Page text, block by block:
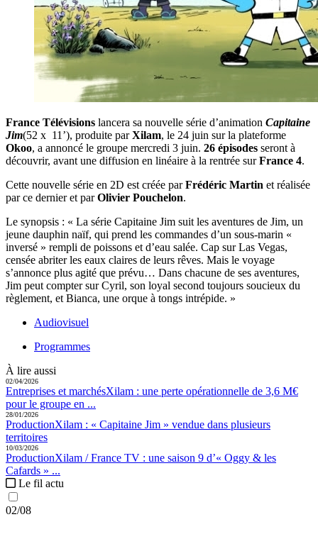
France Télévisions lancera sa nouvelle série d’animation Capitaine
Jim(52 x 11’), produite parXilam, le 24 juin sur la plateforme
Okoo, a annoncé le groupe mercredi 3 juin. 26 épisodes seront à
découvrir, avant une diffusion en linéaire à la rentrée surFrance 4.
Cette nouvelle série en 2D est créée parFrédéric Martin et réalisée
par ce dernier et parOlivier Pouchelon.
Le synopsis : « La série Capitaine Jim suit les aventures de Jim, un
jeune dauphin naïf, qui prend les commandes d’un sous-marin «
inversé » rempli de poissons et d’eau salée. Cap sur Las Vegas,
censée abriter les eaux claires de leurs rêves. Mais le voyage
s’annonce plus agité que prévu… Dans chacune de ses aventures,
Jim peut compter sur Cyril, son loyal second toujours soucieux du
règlement, et Bianca, une orque à tongs intrépide. »
Audiovisuel
Programmes
À lire aussi
02/04/2026
Entreprises et marchésXilam : une perte opérationnelle de 3,6 M€
pour le groupe en ...
28/01/2026
ProductionXilam : « Capitaine Jim » vendue dans plusieurs
territoires
10/03/2026
ProductionXilam / France TV : une saison 9 d’« Oggy & les
Cafards » ...
Le fil actu
02/08